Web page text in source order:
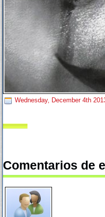
Wednesday, December 4th
Comentarios de